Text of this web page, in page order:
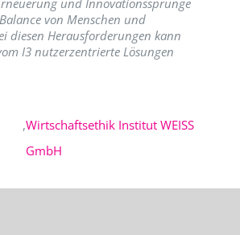
und Innovationssprünge
von Menschen und
diesen Herausforderungen kann
I3 nutzerzentrierte Lösungen
,Wirtschaftsethik Institut WEISS
GmbH